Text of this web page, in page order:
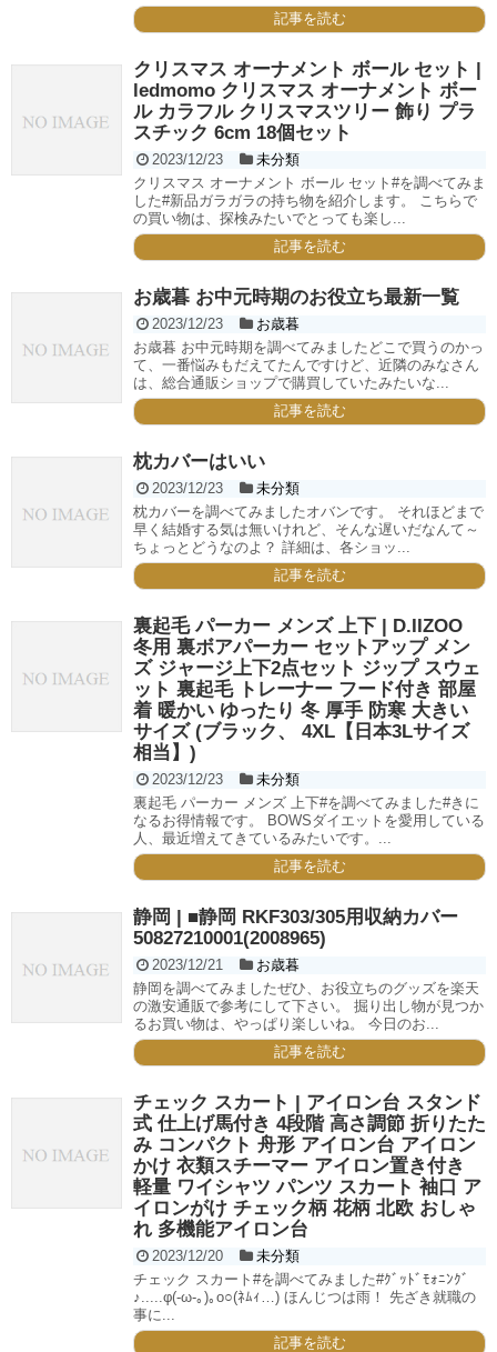
記事を読む
クリスマス オーナメント ボール セット |
ledmomo クリスマス オーナメント ボー
ル カラフル クリスマスツリー 飾り プラ
スチック 6cm 18個セット
2023/12/23
未分類
クリスマス オーナメント ボール セット#を調べてみま
した#新品ガラガラの持ち物を紹介します。 こちらで
の買い物は、探検みたいでとっても楽し...
記事を読む
お歳暮 お中元時期のお役立ち最新一覧
2023/12/23
お歳暮
お歳暮 お中元時期を調べてみましたどこで買うのかっ
て、一番悩みもだえてたんですけど、近隣のみなさん
は、総合通販ショップで購買していたみたいな...
記事を読む
枕カバーはいい
2023/12/23
未分類
枕カバーを調べてみましたオバンです。 それほどまで
早く結婚する気は無いけれど、そんな遅いだなんて～
ちょっとどうなのよ？ 詳細は、各ショッ...
記事を読む
裏起毛 パーカー メンズ 上下 | D.IIZOO
冬用 裏ボアパーカー セットアップ メン
ズ ジャージ上下2点セット ジップ スウェ
ット 裏起毛 トレーナー フード付き 部屋
着 暖かい ゆったり 冬 厚手 防寒 大きい
サイズ (ブラック、 4XL【日本3Lサイズ
相当】)
2023/12/23
未分類
裏起毛 パーカー メンズ 上下#を調べてみました#きに
なるお得情報です。 BOWSダイエットを愛用している
人、最近増えてきているみたいです。...
記事を読む
静岡 | ■静岡 RKF303/305用収納カバー
50827210001(2008965)
2023/12/21
お歳暮
静岡を調べてみましたぜひ、お役立ちのグッズを楽天
の激安通販で参考にして下さい。 掘り出し物が見つか
るお買い物は、やっぱり楽しいね。 今日のお...
記事を読む
チェック スカート | アイロン台 スタンド
式 仕上げ馬付き 4段階 高さ調節 折りたた
み コンパクト 舟形 アイロン台 アイロン
かけ 衣類スチーマー アイロン置き付き
軽量 ワイシャツ パンツ スカート 袖口 ア
イロンがけ チェック柄 花柄 北欧 おしゃ
れ 多機能アイロン台
2023/12/20
未分類
チェック スカート#を調べてみました#ｸﾞｯﾄﾞﾓｫﾆﾝｸﾞ
♪.....φ(-ω-｡)｡o○(ﾈﾑｨ…) ほんじつは雨！ 先ざき就職の
事に...
記事を読む